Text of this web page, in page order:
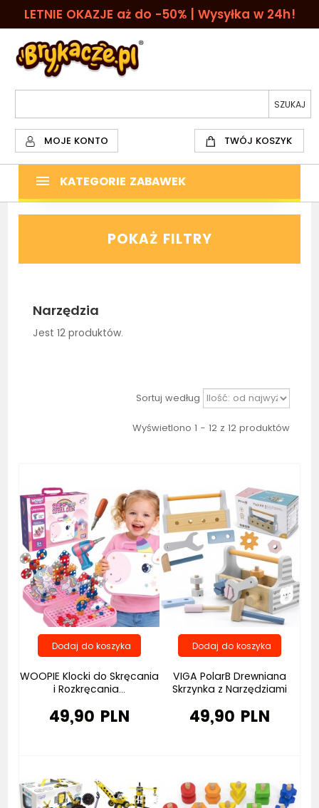
LETNIE OKAZJE aż do -50% | Wysyłka w 24h!
MOJE KONTO TWÓJ KOSZYK
KATEGORIE ZABAWEK
POKAŻ FILTRY
Narzędzia
Jest 12 produktów.
Sortuj według
Wyświetlono 1 - 12 z 12 produktów
WOOPIE Klocki do Skręcania
i Rozkręcania...
49,90 PLN
VIGA PolarB Drewniana
Skrzynka z Narzędziami
49,90 PLN